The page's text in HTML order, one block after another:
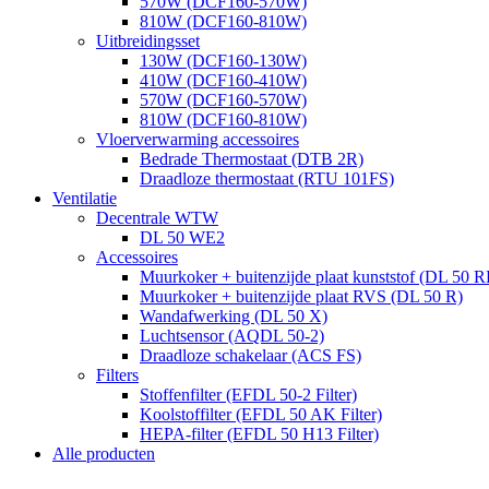
810W (DCF160-810W)
Uitbreidingsset
130W (DCF160-130W)
410W (DCF160-410W)
570W (DCF160-570W)
810W (DCF160-810W)
Vloerverwarming accessoires
Bedrade Thermostaat (DTB 2R)
Draadloze thermostaat (RTU 101FS)
Ventilatie
Decentrale WTW
DL 50 WE2
Accessoires
Muurkoker + buitenzijde plaat kunststof (DL 50
Muurkoker + buitenzijde plaat RVS (DL 50 R)
Wandafwerking (DL 50 X)
Luchtsensor (AQDL 50-2)
Draadloze schakelaar (ACS FS)
Filters
Stoffenfilter (EFDL 50-2 Filter)
Koolstoffilter (EFDL 50 AK Filter)
HEPA-filter (EFDL 50 H13 Filter)
Alle producten